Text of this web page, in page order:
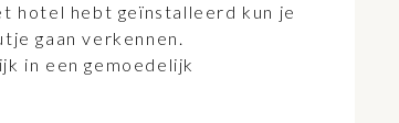
hotel hebt geïnstalleerd kun je
gaan verkennen.
in een gemoedelijk